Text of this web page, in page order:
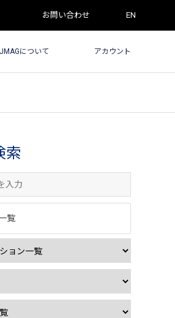
お問い合わせ EN
JMAGについて アカウント
索
覧